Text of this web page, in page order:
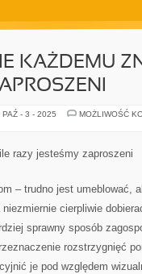
KAŻDEMU
PAŹ - 3 - 2025
MOŻLIWOŚĆ
razy jesteśmy zaproszeni
– trudno jest umeblować,
cierpliwie
sprawny sposób
rozstrzygnięć
je pod względem